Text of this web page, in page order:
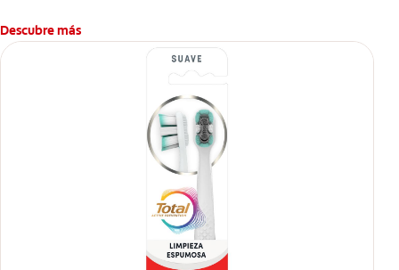
caries.
Descubre más